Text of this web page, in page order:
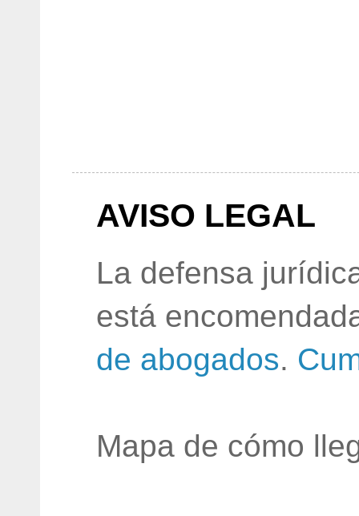
AVISO LEGAL
La defensa
está
de abogados.
Mapa de cómo